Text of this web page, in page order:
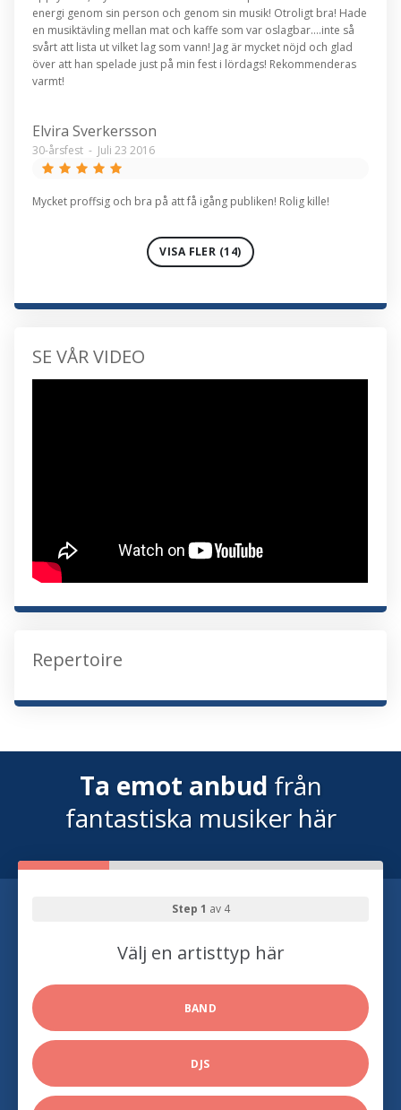
energi genom sin person och genom sin musik! Otroligt bra! Hade
en musiktävling mellan mat och kaffe som var oslagbar....inte så
svårt att lista ut vilket lag som vann! Jag är mycket nöjd och glad
över att han spelade just på min fest i lördags! Rekommenderas
varmt!
Elvira Sverkersson
30-årsfest - Juli 23 2016
Mycket proffsig och bra på att få igång publiken! Rolig kille!
VISA FLER (14)
SE VÅR VIDEO
Repertoire
Ta emot anbud från
fantastiska musiker här
Step 1 av 4
Välj en artisttyp här
BAND
DJS